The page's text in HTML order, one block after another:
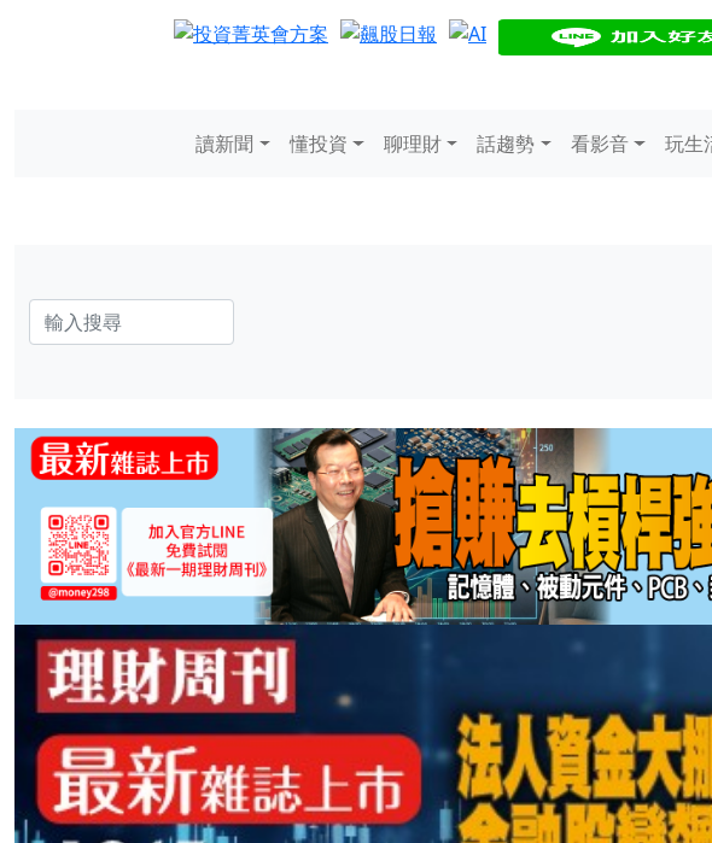
讀新聞 懂投資 聊理財 話趨勢 看影音 玩生